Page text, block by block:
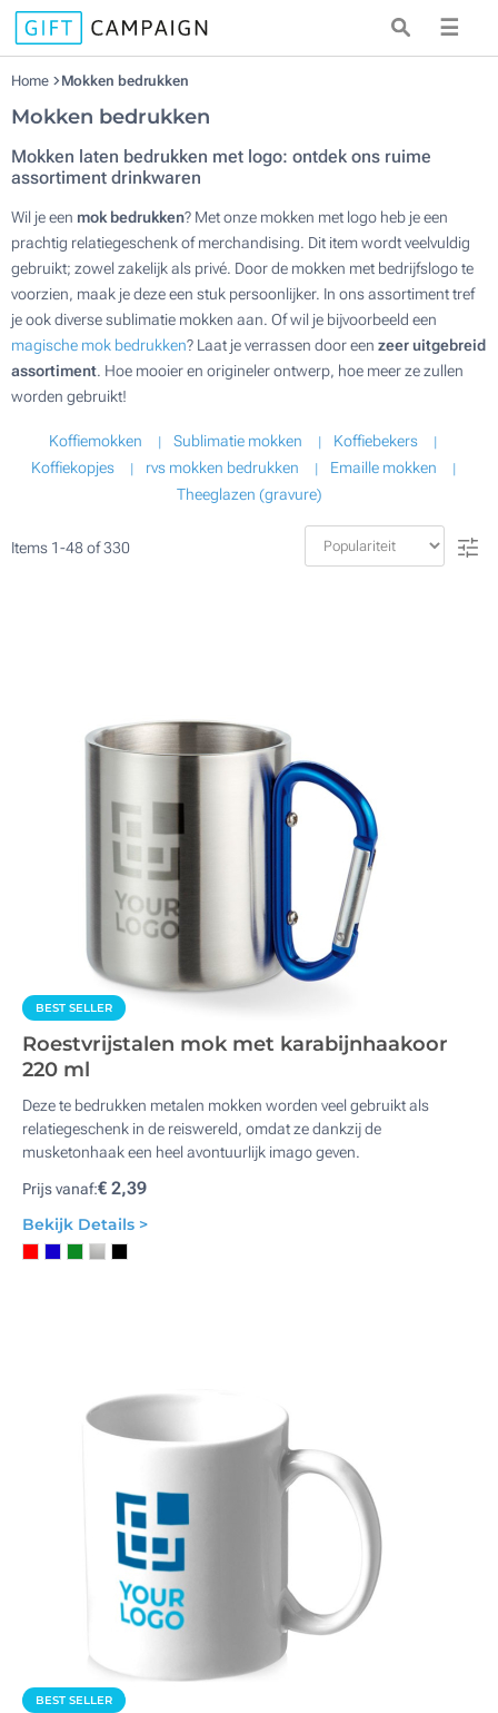
☰
Home Mokken bedrukken
Mokken bedrukken
Mokken laten bedrukken met logo: ontdek ons ruime
assortiment drinkwaren
Wil je een mok bedrukken? Met onze mokken met logo heb je een
prachtig relatiegeschenk of merchandising. Dit item wordt veelvuldig
gebruikt; zowel zakelijk als privé. Door de mokken met bedrijfslogo te
voorzien, maak je deze een stuk persoonlijker. In ons assortiment tref
je ook diverse sublimatie mokken aan. Of wil je bijvoorbeeld een
magische mok bedrukken? Laat je verrassen door een zeer uitgebreid
assortiment. Hoe mooier en origineler ontwerp, hoe meer ze zullen
worden gebruikt!
Koffiemokken Sublimatie mokken
Koffiebekers
Koffiekopjes
rvs mokken bedrukken
Emaille mokken
Theeglazen (gravure)
Items 1-48of330
BEST SELLER
Roestvrijstalen mok met karabijnhaakoor
220 ml
Deze te bedrukken metalen mokken worden veel gebruikt als
relatiegeschenk in de reiswereld, omdat ze dankzij de
musketonhaak een heel avontuurlijk imago geven.
Prijs vanaf:€ 2,39
Bekijk Details >
BEST SELLER